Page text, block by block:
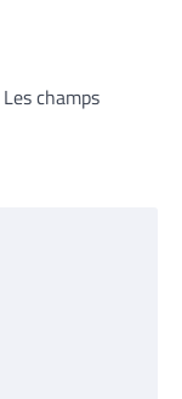
Les champs